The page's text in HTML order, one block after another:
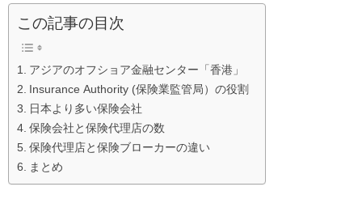
この記事の目次
アジアのオフショア金融センター「香港」
Insurance Authority (保険業監管局）の役割
日本より多い保険会社
保険会社と保険代理店の数
保険代理店と保険ブローカーの違い
まとめ